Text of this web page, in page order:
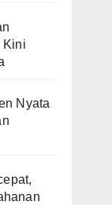
Kini
Nyata